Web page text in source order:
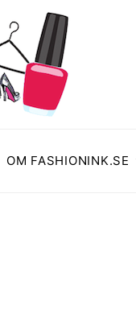
OM FASHIONINK.SE